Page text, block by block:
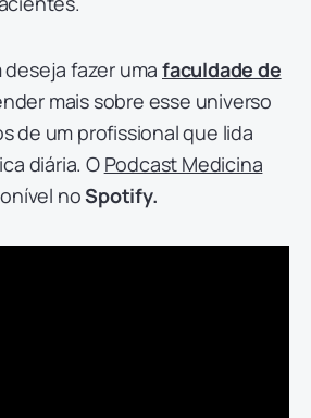
deseja fazer uma faculdade de
mais sobre esse universo
de um profissional que lida
diária. O Podcast Medicina
noSpotify.